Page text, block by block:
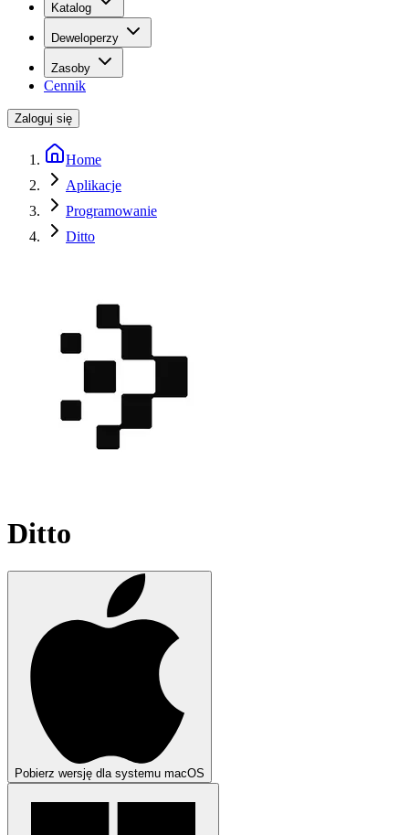
Katalog
Deweloperzy
Zasoby
Cennik
Zaloguj się
Home
Aplikacje
Programowanie
Ditto
Ditto
Pobierz wersję dla systemu macOS